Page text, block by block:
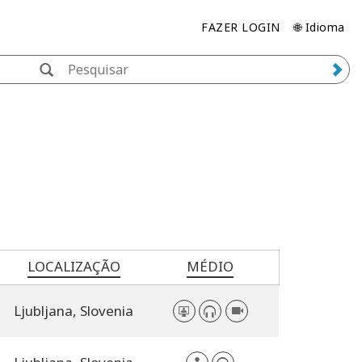
FAZER LOGIN 🌐 Idioma
LOCALIZAÇÃO
MÉDIO
Ljubljana, Slovenia